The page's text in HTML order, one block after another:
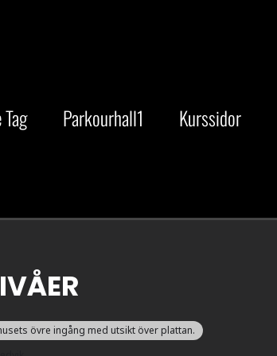
Parkourhall1 Kurssidor
övre ingång med utsikt över plattan.